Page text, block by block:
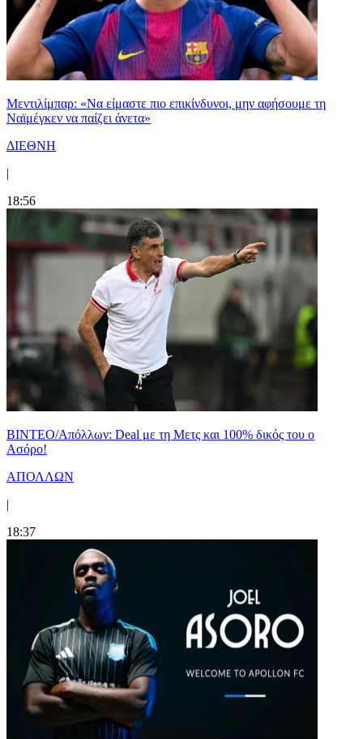
Μεντιλίμπαρ: «Να είμαστε πιο επικίνδυνοι, μην αφήσουμε τη
Ναϊμέγκεν να παίζει άνετα»
ΔΙΕΘΝΗ
|
18:56
ΒΙΝΤΕΟ/Απόλλων: Deal με τη Μετς και 100% δικός του ο
Ασόρο!
ΑΠΟΛΛΩΝ
|
18:37